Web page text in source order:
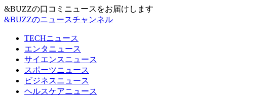
&BUZZの口コミニュースをお届けします
&BUZZのニュースチャンネル
TECHニュース
エンタニュース
サイエンスニュース
スポーツニュース
ビジネスニュース
ヘルスケアニュース